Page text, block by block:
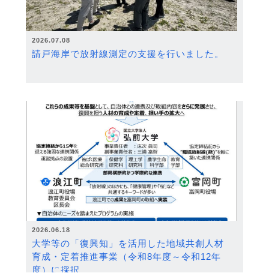
2026.07.08
請戸海岸で放射線測定の支援を行いました。
2026.06.18
大学等の「復興知」を活用した地域共創人材
育成・定着推進事業（令和8年度～令和12年
度）に採択